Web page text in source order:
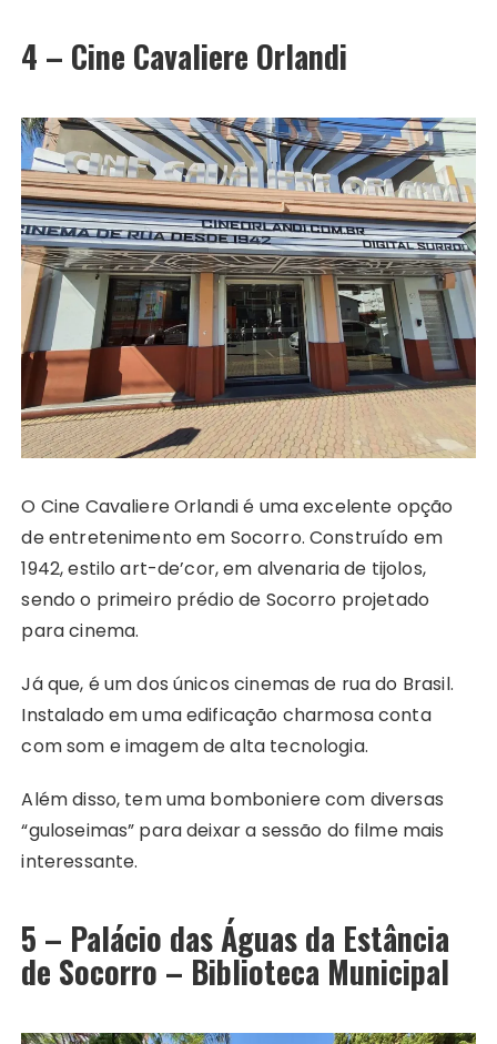
4 – Cine Cavaliere Orlandi
O Cine Cavaliere Orlandi é uma excelente opção
de entretenimento em Socorro. Construído em
1942, estilo art-de’cor, em alvenaria de tijolos,
sendo o primeiro prédio de Socorro projetado
para cinema.
Já que, é um dos únicos cinemas de rua do Brasil.
Instalado em uma edificação charmosa conta
com som e imagem de alta tecnologia.
Além disso, tem uma bomboniere com diversas
“guloseimas” para deixar a sessão do filme mais
interessante.
5 – Palácio das Águas da Estância
de Socorro – Biblioteca Municipal